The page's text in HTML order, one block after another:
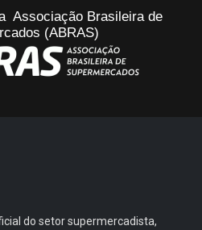
Associação Brasileira de
(ABRAS)
do setor supermercadista,